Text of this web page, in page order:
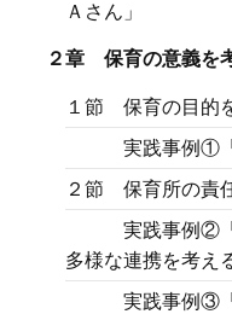
Ａさん」
２章 保育の意義を
１節 保育の目的
実践事例①「４
２節 保育所の責
実践事例②「地
多様な連携を考え
実践事例③「保